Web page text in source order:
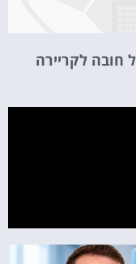
חובה לקריירה